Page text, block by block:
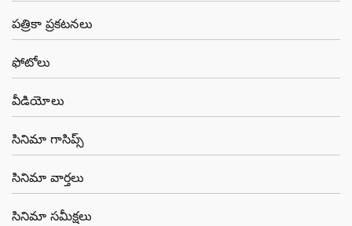
పత్రికా ప్రకటనలు
ఫోటోలు
వీడియోలు
సినిమా గాసిప్స్
సినిమా వార్తలు
సినిమా సమీక్షలు